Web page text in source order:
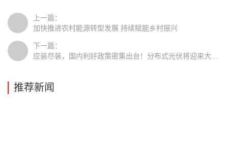
上一篇：
加快推进农村能源转型发展 持续赋能乡村振兴
下一篇：
应装尽装，国内利好政策密集出台！分布式光伏将迎来大爆发
推荐新闻